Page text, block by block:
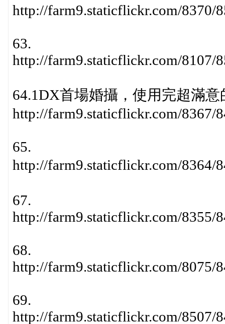
http://farm9.staticflickr.com/8370/
63.
http://farm9.staticflickr.com/8107/
64.1DX首場婚攝，使用完超滿意
http://farm9.staticflickr.com/8367/
65.
http://farm9.staticflickr.com/8364/
67.
http://farm9.staticflickr.com/8355/
68.
http://farm9.staticflickr.com/8075/
69.
http://farm9.staticflickr.com/8507/